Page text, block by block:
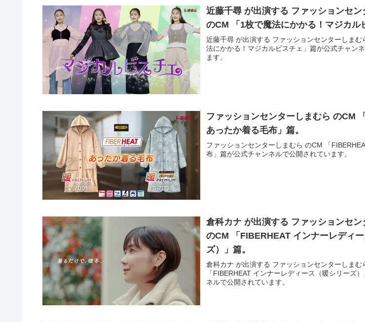
近藤千尋 が出演する ファッションセン
のCM 「1枚で魔法にかかる！マジカル
近藤千尋 が出演する ファッションセンターしまむ
法にかかる！マジカルビスチェ」篇が公式チャン
ます。
ファッションセンターしまむら のCM
あったか着る毛布」篇。
ファッションセンターしまむら のCM 「
布」篇が公式チャンネルで公開されています。
倉科カナ が出演する ファッションセン
のCM 「FIBERHEAT インナーレディ
ズ）」篇。
倉科カナ が出演する ファッションセンターしまむ
「FIBERHEAT インナーレディース（暖シリーズ
ネルで公開されています。